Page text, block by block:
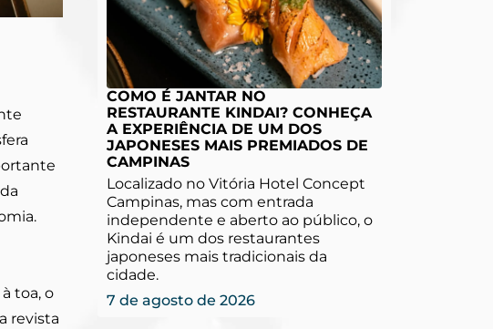
toa, o
revista
COMO É JANTAR NO
RESTAURANTE KINDAI? CONHEÇA
A EXPERIÊNCIA DE UM DOS
JAPONESES MAIS PREMIADOS DE
CAMPINAS
Localizado no Vitória Hotel Concept
Campinas, mas com entrada
independente e aberto ao público, o
Kindai é um dos restaurantes
japoneses mais tradicionais da
cidade.
7 de agosto de 2026